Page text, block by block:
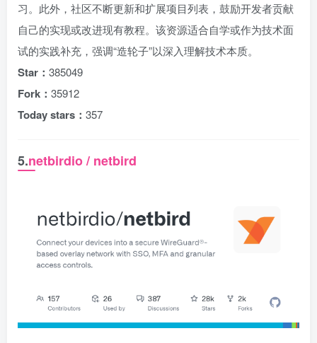
习。此外，社区不断更新和扩展项目列表，鼓励开发者贡献
自己的实现或改进现有教程。该资源适合自学或作为技术面
试的实践补充，强调“造轮子”以深入理解技术本质。
Star： 385049
Fork： 35912
Today stars： 357
5.netbirdio / netbird